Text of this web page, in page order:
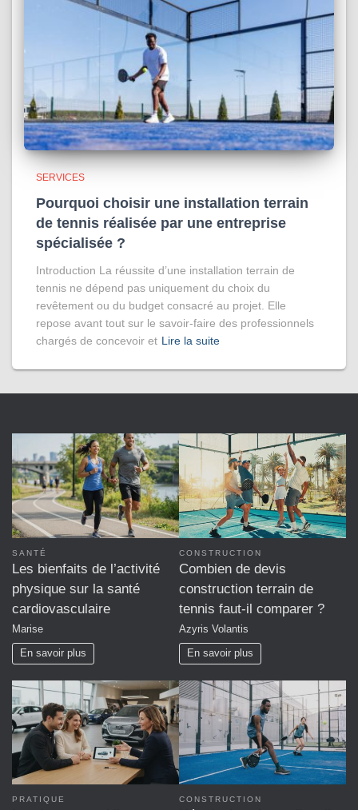
SERVICES
Pourquoi choisir une installation terrain
de tennis réalisée par une entreprise
spécialisée ?
Introduction La réussite d’une installation terrain de
tennis ne dépend pas uniquement du choix du
revêtement ou du budget consacré au projet. Elle
repose avant tout sur le savoir-faire des professionnels
chargés de concevoir et Lire la suite
SANTÉ
Les bienfaits de l’activité
physique sur la santé
cardiovasculaire
Marise
En savoir plus
CONSTRUCTION
Combien de devis
construction terrain de
tennis faut-il comparer ?
Azyris Volantis
En savoir plus
PRATIQUE CONSTRUCTION